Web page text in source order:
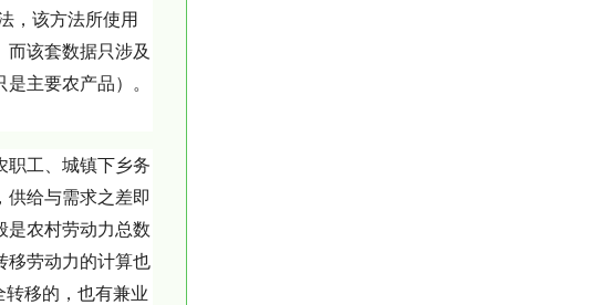
，该方法所使用
而该套数据只涉及
主要农产品）。
职工、城镇下乡务
供给与需求之差即
是农村劳动力总数
移劳动力的计算也
转移的，也有兼业